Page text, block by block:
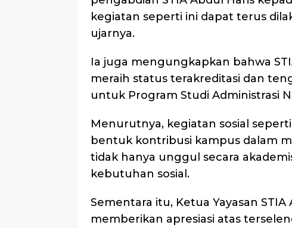
kegiatan seperti ini dapat terus
ujarnya.
Ia juga mengungkapkan bahwa
meraih status terakreditasi dan
untuk Program Studi Administrasi
Menurutnya, kegiatan sosial
bentuk kontribusi kampus dalam
tidak hanya unggul secara
kebutuhan sosial.
Sementara itu, Ketua Yayasan STIA
memberikan apresiasi atas